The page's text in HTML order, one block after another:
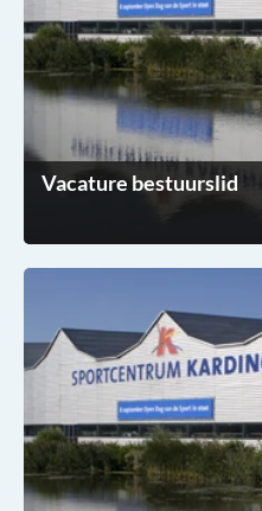
Vacature bestuurslid